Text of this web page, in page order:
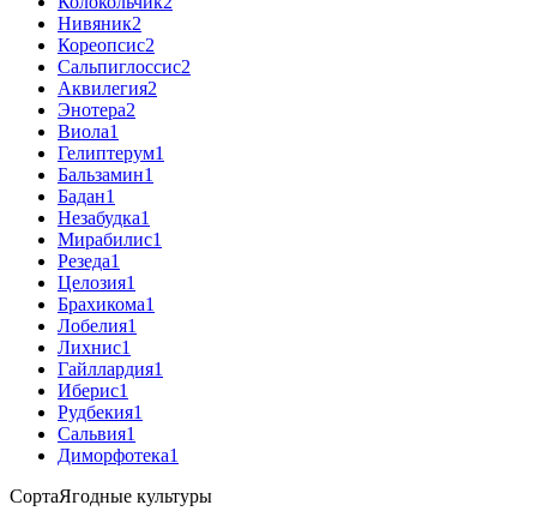
Нивяник2
Кореопсис2
Сальпиглоссис2
Аквилегия2
Энотера2
Виола1
Гелиптерум1
Бальзамин1
Бадан1
Незабудка1
Мирабилис1
Резеда1
Целозия1
Брахикома1
Лобелия1
Лихнис1
Гайллардия1
Иберис1
Рудбекия1
Сальвия1
Диморфотека1
СортаЯгодные культуры